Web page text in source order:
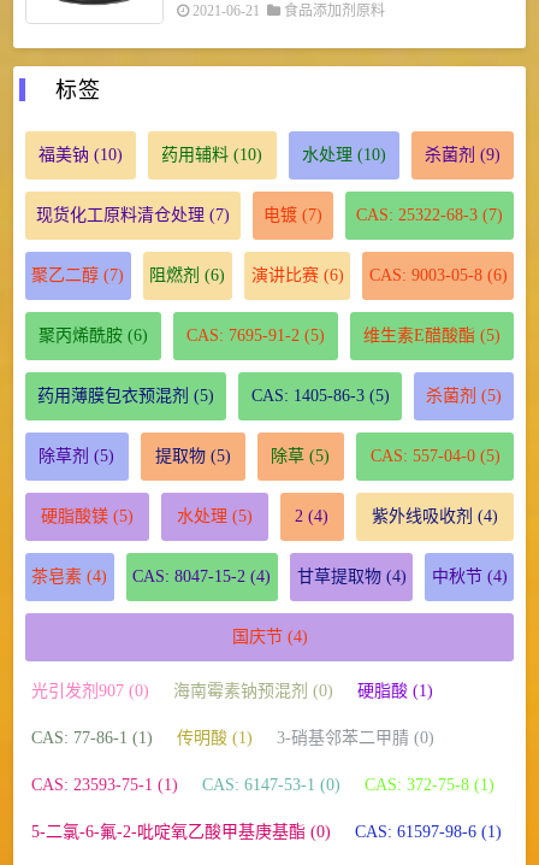
2021-06-21 食品添加剂原料
标签
福美钠 (10) 药用辅料 (10) 水处理 (10) 杀菌剂 (9)
现货化工原料清仓处理 (7) 电镀 (7) CAS: 25322-68-3 (7)
聚乙二醇 (7) 阻燃剂 (6) 演讲比赛(6) CAS: 9003-05-8(6)
聚丙烯酰胺(6) CAS: 7695-91-2 (5) 维生素E醋酸酯 (5)
药用薄膜包衣预混剂 (5) CAS: 1405-86-3(5) 杀菌剂 (5)
除草剂 (5) 提取物(5) 除草 (5) CAS: 557-04-0(5)
硬脂酸镁(5) 水处理 (5) 2 (4) 紫外线吸收剂 (4)
茶皂素 (4) CAS: 8047-15-2 (4) 甘草提取物(4) 中秋节(4)
国庆节(4)
光引发剂907 (0) 海南霉素钠预混剂 (0) 硬脂酸 (1)
CAS: 77-86-1 (1) 传明酸 (1) 3-硝基邻苯二甲腈 (0)
CAS: 23593-75-1 (1) CAS: 6147-53-1 (0) CAS: 372-75-8 (1)
5-二氯-6-氟-2-吡啶氧乙酸甲基庚基酯 (0) CAS: 61597-98-6 (1)